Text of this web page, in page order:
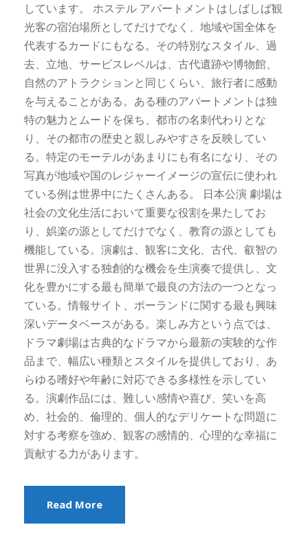
しています。 ホステル アパートメントはしばしば観
光客の宿泊場所としてだけでなく、地域や国全体を
代表するカードにもなる。その特別なスタイル、過
去、立地、サービスレベルは、古代遺跡や博物館、
自然のアトラクションと同じくらい、旅行者に感動
を与えることがある。ある種のアパートメントは独
特の魅力とムードを保ち、都市の名刺代わりとな
り、その都市の歴史と親しみやすさを反映してい
る。特定のモーテルがあまりにも有名になり、その
写真が地域や国のレジャーイメージの宣伝に使われ
ている例は世界中にたくさんある。 日本公演 劇場は
社会の文化生活において重要な役割を果たしてお
り、娯楽の源としてだけでなく、教育の源としても
機能している。演劇は、観客に文化、古代、叡智の
世界に没入する独創的な機会を生演奏で提供し、文
化を豊かにする最も簡単で最良の方法の一つとなっ
ている。情報サイト、ポーランドに関する最も興味
深いデータベースがある。楽しみ方という点では、
ドラマ劇場は古典的なドラマから最新の実験的な作
品まで、幅広い種類とスタイルを提供しており、あ
らゆる嗜好や年齢に対応できる多様性を示してい
る。演劇作品には、難しい感情や喜び、笑いを高
め、社会的、倫理的、個人的なデリケートな問題に
対する考察を強め、観客の感情的、心理的な幸福に
貢献する力があります。
Read More